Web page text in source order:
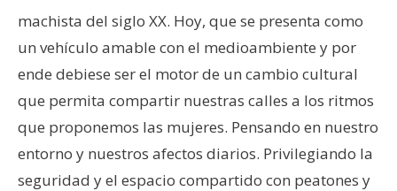
machista del siglo XX. Hoy, que se presenta como
un vehículo amable con el medioambiente y por
ende debiese ser el motor de un cambio cultural
que permita compartir nuestras calles a los ritmos
que proponemos las mujeres. Pensando en nuestro
entorno y nuestros afectos diarios. Privilegiando la
seguridad y el espacio compartido con peatones y